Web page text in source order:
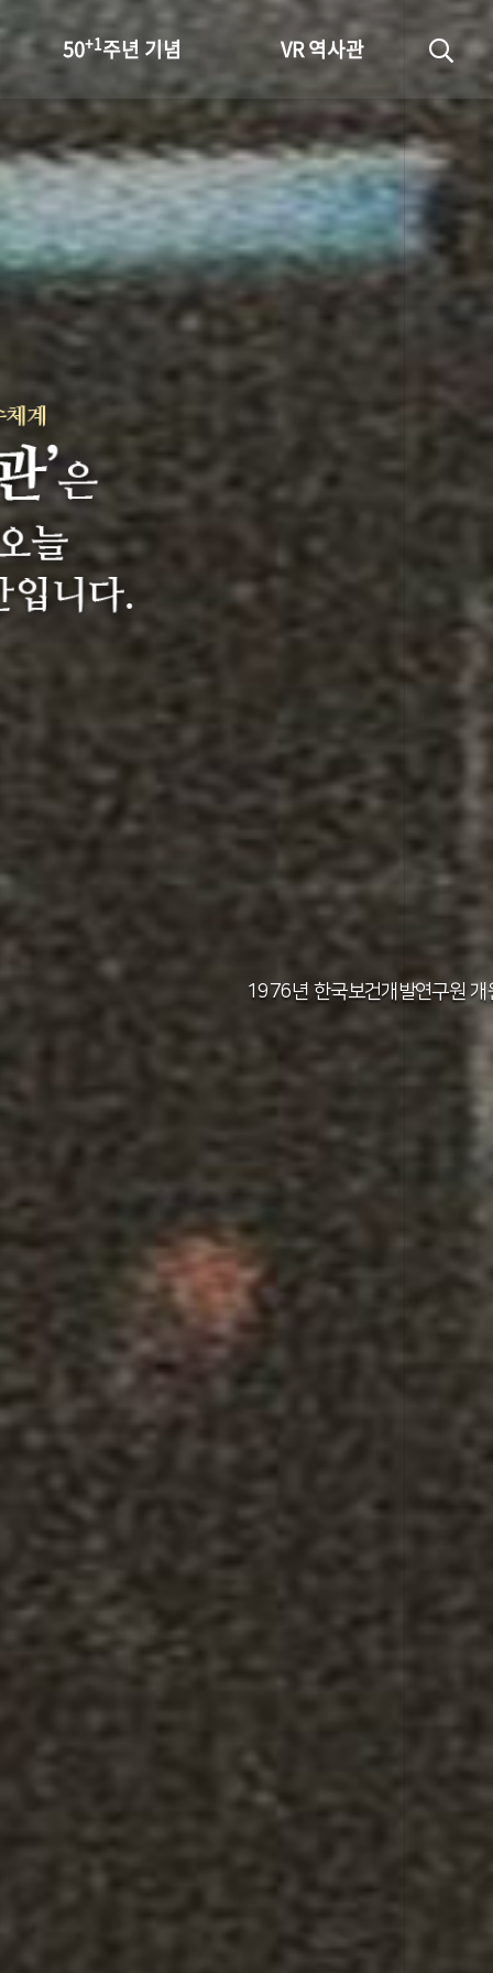
50+1주년 기념
성과 50선
숫자로 보는 50년
50 +1주년 광장
세계와 함께 한 KIHASA
VR 역사관
1971년 가족계획연구원
1976년 한국보건개발연구원 개
1982년 한국인구보건연구원 신청사 준
2012년 한국보건사회연구원 서울 청사
2011년 한국보건사회연구원 설립 40주년
2014년 한국보건사회연구원 세종 청사